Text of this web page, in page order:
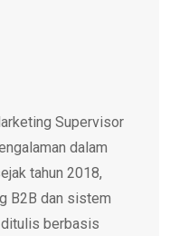
Supervisor
dalam
tahun 2018,
B2B dan sistem
ditulis berbasis